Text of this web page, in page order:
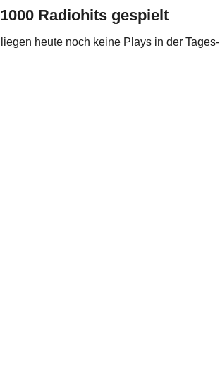
Radiohits gespielt
heute noch keine Plays in der Tages-